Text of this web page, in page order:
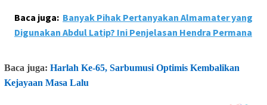
Baca juga: Banyak Pihak Pertanyakan Almamater yang
Digunakan Abdul Latip? Ini Penjelasan Hendra Permana
Baca juga: Harlah Ke-65, Sarbumusi Optimis Kembalikan
Kejayaan Masa Lalu